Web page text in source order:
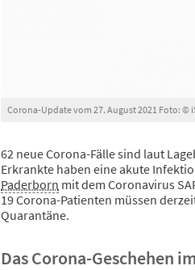
Corona-Update vom 27. August 2021 Foto: ©
62 neue Corona-Fälle sind laut
Erkrankte haben eine akute
Paderborn mit dem Coronavirus
19 Corona-Patienten müssen
Quarantäne.
Das Corona-Geschehen